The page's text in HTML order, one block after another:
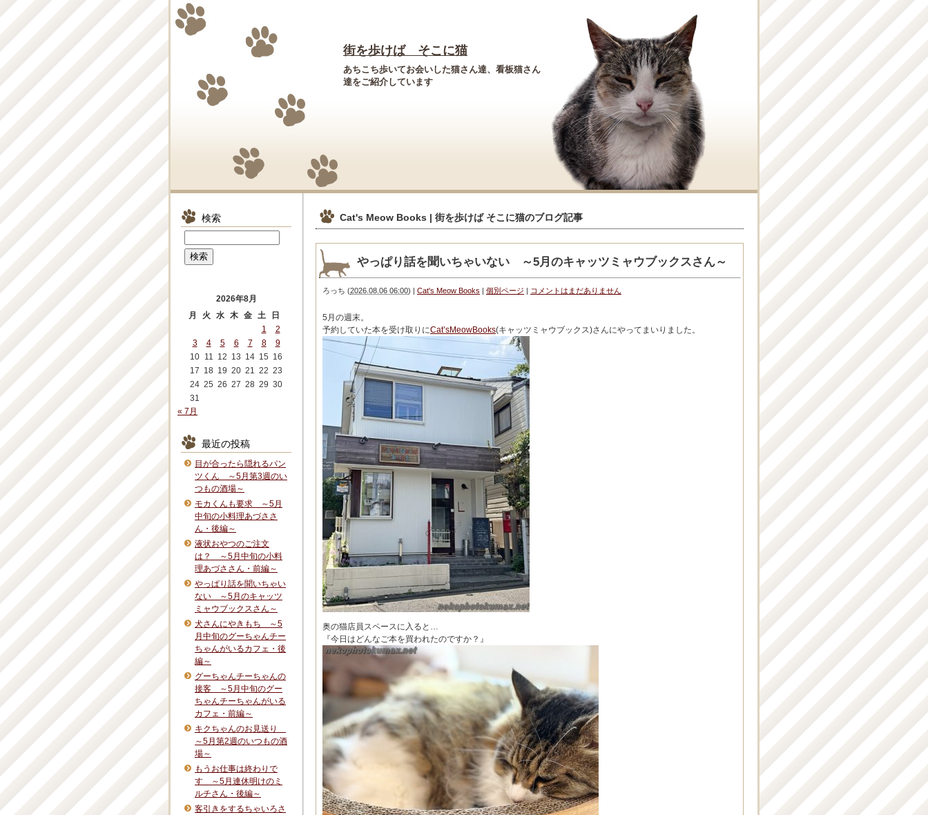
街を歩けば そこに猫
あちこち歩いてお会いした猫さん達、看板猫さん
達をご紹介しています
Cat's Meow Books | 街を歩けば そこに猫のブログ記事
やっぱり話を聞いちゃいない ～5月のキャッツミャウブックスさん～
ろっち (2026.08.06 06:00) | Cat's Meow Books | 個別ページ | コメントはまだありません
5月の週末。
予約していた本を受け取りにCat’sMeowBooks(キャッツミャウブックス)さんにやってまいりました。
奥の猫店員スペースに入ると…
『今日はどんなご本を買われたのですか？』
検索
2026年8月
月
火 水 木 金 土
日
1
2
3
4 5 6 7 8
9
10 11 12 13 14 15 16
17 18 19 20 21 22 23
24 25 26 27 28 29 30
31
« 7月
最近の投稿
目が合ったら隠れるパン
ツくん ～5月第3週のい
つもの酒場～
モカくんも要求 ～5月
中旬の小料理あづささ
ん・後編～
液状おやつのご注文
は？ ～5月中旬の小料
理あづささん・前編～
やっぱり話を聞いちゃい
ない ～5月のキャッツ
ミャウブックスさん～
犬さんにやきもち ～5
月中旬のグーちゃんチー
ちゃんがいるカフェ・後
編～
グーちゃんチーちゃんの
接客 ～5月中旬のグー
ちゃんチーちゃんがいる
カフェ・前編～
キクちゃんのお見送り
～5月第2週のいつもの酒
場～
もうお仕事は終わりで
す ～5月連休明けのミ
ルチさん・後編～
客引きをするちゃいろさ